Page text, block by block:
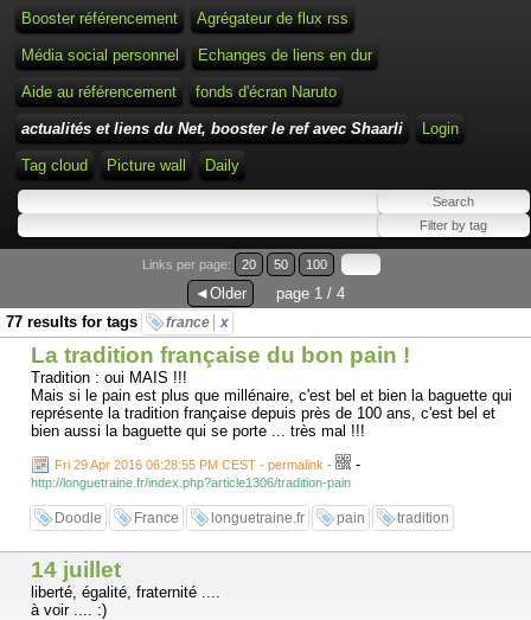
Booster référencement Agrégateur de flux rss
Média social personnel Echanges de liens en dur
Aide au référencement fonds d'écran Naruto
actualités et liens du Net, booster le ref avec Shaarli Login
Tag cloud Picture wall Daily
Links per page: 20 50 100
◄Older
page 1 / 4
77 results for tags
france x
La tradition française du bon pain !
Tradition : oui MAIS !!!
Mais si le pain est plus que millénaire, c'est bel et bien la baguette qui
représente la tradition française depuis près de 100 ans, c'est bel et
bien aussi la baguette qui se porte ... très mal !!!
Fri 29 Apr 2016 06:28:55 PM CEST - permalink - -
http://longuetraine.fr/index.php?article1306/tradition-pain
Doodle France longuetraine.fr pain tradition
14 juillet
liberté, égalité, fraternité ....
à voir .... :)